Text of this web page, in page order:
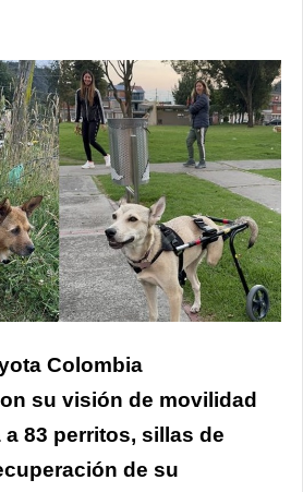
Colombia
su visión de movilidad
83 perritos, sillas de
de su